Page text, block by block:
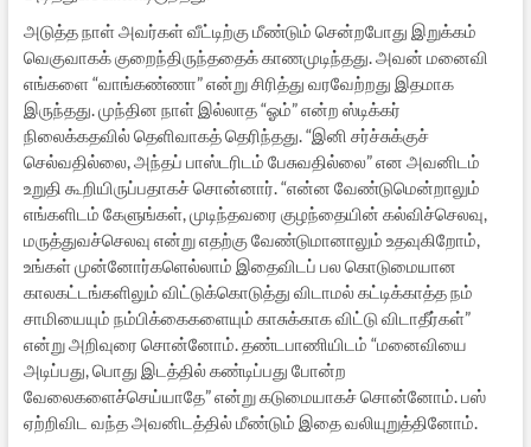
அடுத்த நாள் அவர்கள் வீட்டிற்கு மீண்டும் சென்றபோது இறுக்கம்
வெகுவாகக் குறைந்திருந்ததைக் காணமுடிந்தது. அவன் மனைவி
எங்களை “வாங்கண்ணா” என்று சிரித்து வரவேற்றது இதமாக
இருந்தது. முந்தின நாள் இல்லாத “ஓம்” என்ற ஸ்டிக்கர்
நிலைக்கதவில் தெளிவாகத் தெரிந்தது. “இனி சர்ச்சுக்குச்
செல்வதில்லை, அந்தப் பாஸ்டரிடம் பேசுவதில்லை” என அவனிடம்
உறுதி கூறியிருப்பதாகச் சொன்னார். “என்ன வேண்டுமென்றாலும்
எங்களிடம் கேளுங்கள், முடிந்தவரை குழந்தையின் கல்விச்செலவு,
மருத்துவச்செலவு என்று எதற்கு வேண்டுமானாலும் உதவுகிறோம்,
உங்கள் முன்னோர்களெல்லாம் இதைவிடப் பல கொடுமையான
காலகட்டங்களிலும் விட்டுக்கொடுத்து விடாமல் கட்டிக்காத்த நம்
சாமியையும் நம்பிக்கைகளையும் காசுக்காக விட்டு விடாதீர்கள்”
என்று அறிவுரை சொன்னோம். தண்டபாணியிடம் “மனைவியை
அடிப்பது, பொது இடத்தில் கண்டிப்பது போன்ற
வேலைகளைச்செய்யாதே” என்று கடுமையாகச் சொன்னோம். பஸ்
ஏற்றிவிட வந்த அவனிடத்தில் மீண்டும் இதை வலியுறுத்தினோம்.